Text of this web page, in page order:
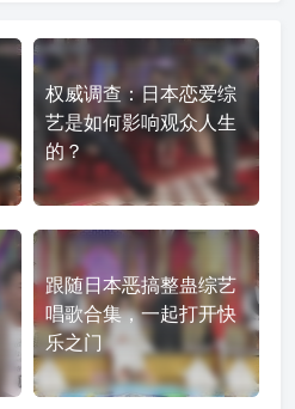
权威调查：日本恋爱综
艺是如何影响观众人生
的？
跟随日本恶搞整蛊综艺
唱歌合集，一起打开快
乐之门